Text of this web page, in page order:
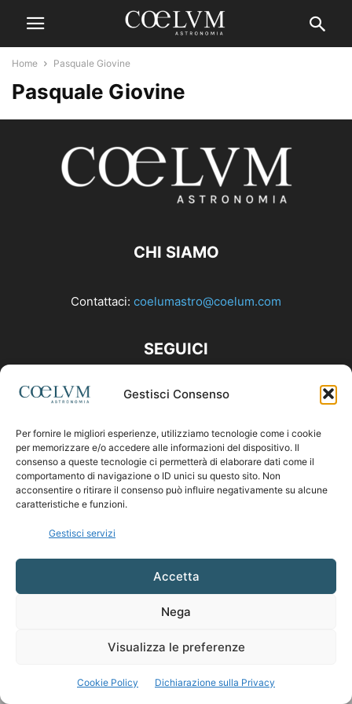
Gestisci Consenso
Per fornire le migliori esperienze, utilizziamo tecnologie come i cookie
per memorizzare e/o accedere alle informazioni del dispositivo. Il
consenso a queste tecnologie ci permetterà di elaborare dati come il
comportamento di navigazione o ID unici su questo sito. Non
acconsentire o ritirare il consenso può influire negativamente su alcune
caratteristiche e funzioni.
Gestisci servizi
Accetta
Nega
Visualizza le preferenze
Cookie Policy Dichiarazione sulla Privacy
Home Pasquale Giovine
Pasquale Giovine
CHI SIAMO
Contattaci: coelumastro@coelum.com
SEGUICI